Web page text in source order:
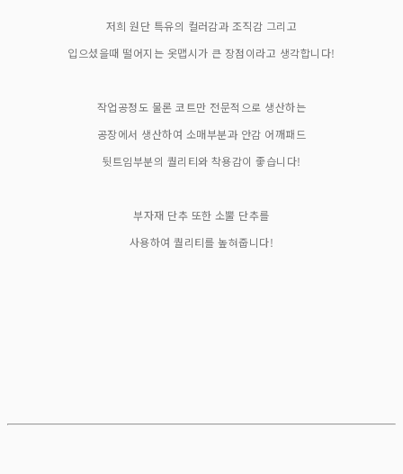
저희 원단 특유의 컬러감과 조직감 그리고
입으셨을때 떨어지는 옷맵시가 큰 장점이라고 생각합니다!
작업공정도 물론 코트만 전문적으로 생산하는
공장에서 생산하여 소매부분과 안감 어깨패드
뒷트임부분의 퀄리티와 착용감이 좋습니다!
부자재 단추 또한 소뿔 단추를
사용하여 퀄리티를 높혀줍니다!